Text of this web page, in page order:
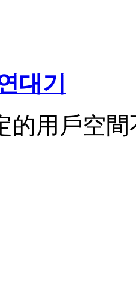
대기
的用戶空間